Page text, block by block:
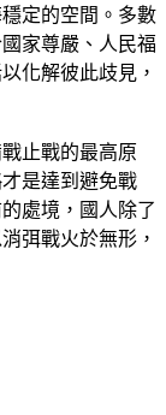
定的空間。多數
家尊嚴、人民福
化解彼此歧見，
止戰的最高原
是達到避免戰
處境，國人除了
弭戰火於無形，